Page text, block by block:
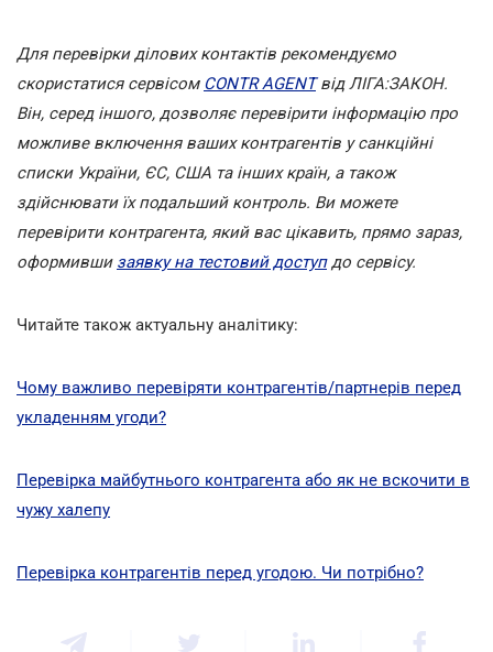
Для перевірки ділових контактів рекомендуємо
скористатися сервісом CONTR AGENTвід ЛІГА:ЗАКОН.
Він, серед іншого, дозволяє перевірити інформацію про
можливе включення ваших контрагентів у санкційні
списки України, ЄС, США та інших країн, а також
здійснювати їх подальший контроль. Ви можете
перевірити контрагента, який вас цікавить, прямо зараз,
оформивши заявку на тестовий доступдо сервісу.
Читайте також актуальну аналітику:
Чому важливо перевіряти контрагентів/партнерів перед
укладенням угоди?
Перевірка майбутнього контрагента або як не вскочити в
чужу халепу
Перевірка контрагентів перед угодою. Чи потрібно?